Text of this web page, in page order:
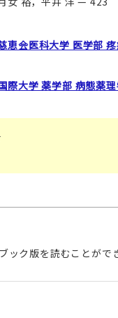
恵会医科大学 医学部
際大学 薬学部 病態薬
ック版を読むことがで